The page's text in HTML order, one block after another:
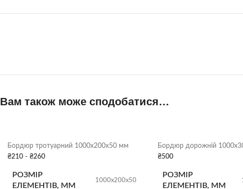
Вам також може сподобатися…
Бордюр тротуарний 1000х200х50 мм
₴210 - ₴260
РОЗМІР
ЕЛЕМЕНТІВ, ММ
1000х200х50
Бордюр дорожній
₴500
РОЗМІР
ЕЛЕМЕНТІВ, ММ